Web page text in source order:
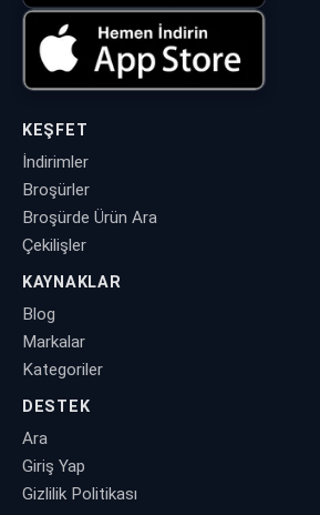
KEŞFET
İndirimler
Broşürler
Broşürde Ürün Ara
Çekilişler
KAYNAKLAR
Blog
Markalar
Kategoriler
DESTEK
Ara
Giriş Yap
Gizlilik Politikası